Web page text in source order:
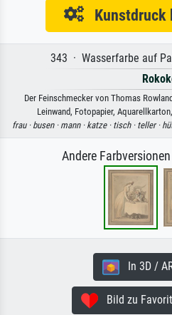
Kunstdruck
343 · Wasserfarbe auf
Der Feinschmecker von Thomas
Leinwand, Fotopapier,
frau · busen · mann · katze · tisch · teller ·
Andere
In 3D /
Bild zu